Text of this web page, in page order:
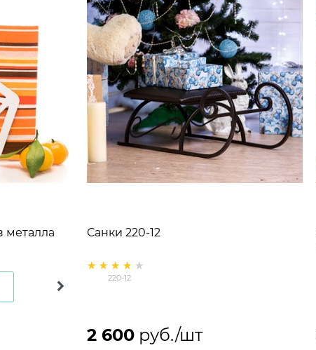
металла
Черный
Санки 220-12
220-12
2 600 руб./шт